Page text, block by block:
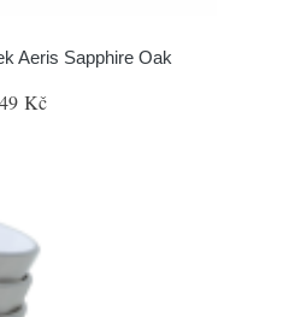
Aeris Sapphire Oak
Kč